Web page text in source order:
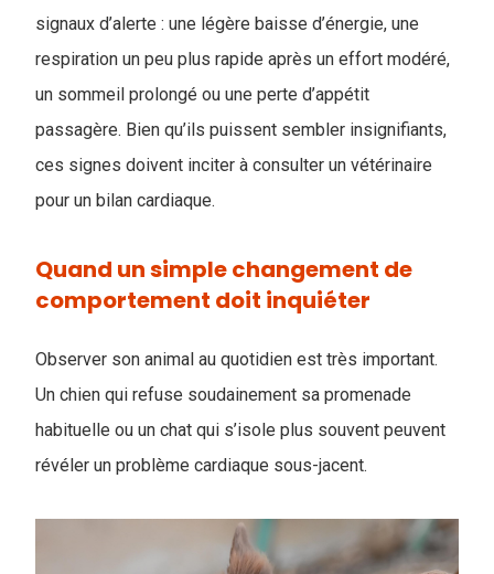
signaux d’alerte : une légère baisse d’énergie, une
respiration un peu plus rapide après un effort modéré,
un sommeil prolongé ou une perte d’appétit
passagère. Bien qu’ils puissent sembler insignifiants,
ces signes doivent inciter à consulter un vétérinaire
pour un bilan cardiaque.
Quand un simple changement de
comportement doit inquiéter
Observer son animal au quotidien est très important.
Un chien qui refuse soudainement sa promenade
habituelle ou un chat qui s’isole plus souvent peuvent
révéler un problème cardiaque sous-jacent.